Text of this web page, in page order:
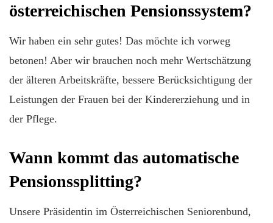
österreichischen Pensionssystem?
Wir haben ein sehr gutes! Das möchte ich vorweg
betonen! Aber wir brauchen noch mehr Wertschätzung
der älteren Arbeitskräfte, bessere Berücksichtigung der
Leistungen der Frauen bei der Kindererziehung und in
der Pflege.
Wann kommt das automatische
Pensionssplitting?
Unsere Präsidentin im Österreichischen Seniorenbund,